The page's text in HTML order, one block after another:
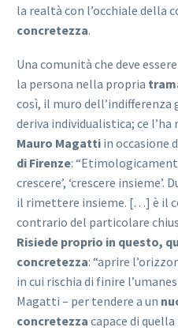
la realtà con l’occhiale della
concretezza.
Una comunità che deve
la persona nella propria
così, il muro dell’indifferenza
deriva individualistica; ce
Mauro Magatti in occasione
di Firenze:
crescere’, ‘crescere insieme’.
il rimettere insieme. […] è il
contrario del particolare
Risiede proprio in questo,
concretezza: “aprire
in cui rischia di finire
Magatti – per tendere a un
concretezza capace di